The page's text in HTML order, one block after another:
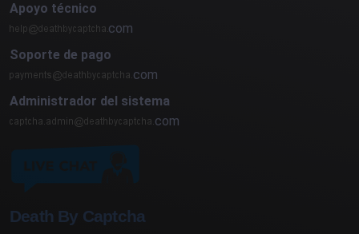
Apoyo técnico
com
Soporte de pago
com
Administrador del sistema
com
Death By Captcha